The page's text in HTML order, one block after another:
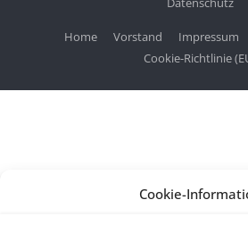
Cookie-
Home Vorstand Impressum
Cookie-Richtlinie